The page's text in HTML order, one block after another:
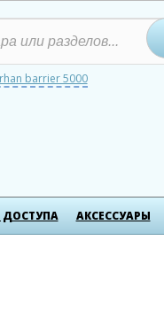
barrier 5000
ДОСТУПА АКСЕСCУАРЫ